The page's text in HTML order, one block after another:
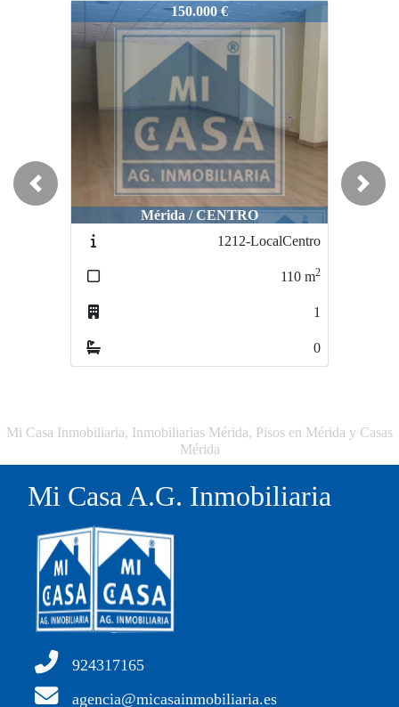
1051-LOCAL CALLE OVIEDO
150.000 €
Mérida / CENTRO
1212-LocalCentro
m2
1051-LOCAL CALLE OVIEDO
170.000 €
Mérida / CENTRO
2351-Local comercial
Previous Next
Mi Casa Inmobiliaria, Inmobiliarias Mérida, Pisos en Mérida y Casas
Mérida
Mi Casa A.G. Inmobiliaria
924317165
agencia@micasainmobiliaria.es